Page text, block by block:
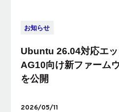
お知らせ
Ubuntu 26.04対応エ
AG10向け新ファーム
を公開
2026/05/11